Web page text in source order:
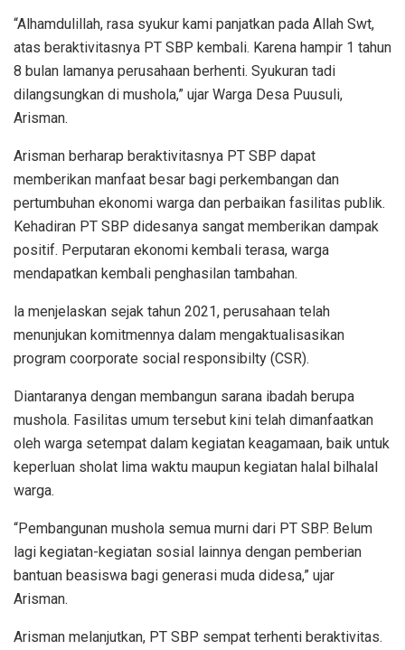
“Alhamdulillah, rasa syukur kami panjatkan pada Allah Swt,
atas beraktivitasnya PT SBP kembali. Karena hampir 1 tahun
8 bulan lamanya perusahaan berhenti. Syukuran tadi
dilangsungkan di mushola,” ujar Warga Desa Puusuli,
Arisman.
Arisman berharap beraktivitasnya PT SBP dapat
memberikan manfaat besar bagi perkembangan dan
pertumbuhan ekonomi warga dan perbaikan fasilitas publik.
Kehadiran PT SBP didesanya sangat memberikan dampak
positif. Perputaran ekonomi kembali terasa, warga
mendapatkan kembali penghasilan tambahan.
la menjelaskan sejak tahun 2021, perusahaan telah
menunjukan komitmennya dalam mengaktualisasikan
program coorporate social responsibilty (CSR).
Diantaranya dengan membangun sarana ibadah berupa
mushola. Fasilitas umum tersebut kini telah dimanfaatkan
oleh warga setempat dalam kegiatan keagamaan, baik untuk
keperluan sholat lima waktu maupun kegiatan halal bilhalal
warga.
“Pembangunan mushola semua murni dari PT SBP. Belum
lagi kegiatan-kegiatan sosial lainnya dengan pemberian
bantuan beasiswa bagi generasi muda didesa,” ujar
Arisman.
Arisman melanjutkan, PT SBP sempat terhenti beraktivitas.